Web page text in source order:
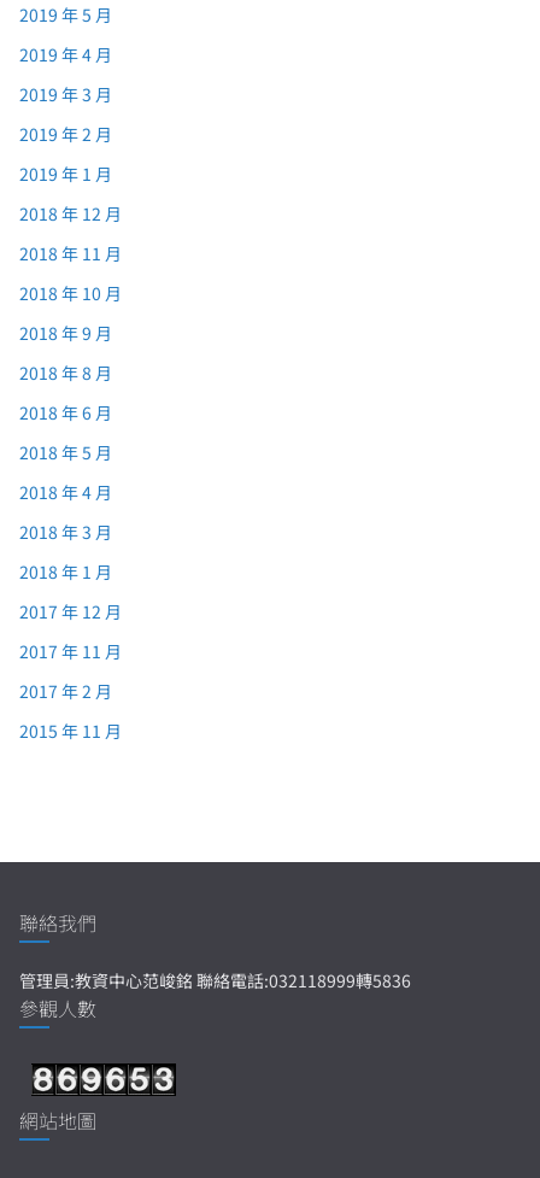
2019 年 5 月
2019 年 4 月
2019 年 3 月
2019 年 2 月
2019 年 1 月
2018 年 12 月
2018 年 11 月
2018 年 10 月
2018 年 9 月
2018 年 8 月
2018 年 6 月
2018 年 5 月
2018 年 4 月
2018 年 3 月
2018 年 1 月
2017 年 12 月
2017 年 11 月
2017 年 2 月
2015 年 11 月
聯絡我們
管理員:教資中心范峻銘 聯絡電話:032118999轉5836
參觀人數
網站地圖